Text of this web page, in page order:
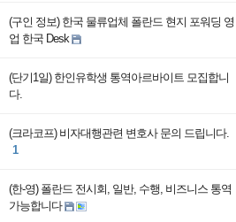
(구인 정보) 한국 물류업체 폴란드 현지 포워딩 영
업 한국 Desk
(단기1일) 한인유학생 통역아르바이트 모집합니
다.
(크라코프) 비자대행관련 변호사 문의 드립니다.
1
(한-영) 폴란드 전시회, 일반, 수행, 비즈니스 통역
가능합니다